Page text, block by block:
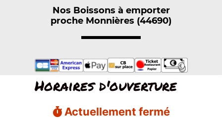
Nos Boissons à emporter
proche Monnières (44690)
Horaires d'ouverture
Actuellement fermé